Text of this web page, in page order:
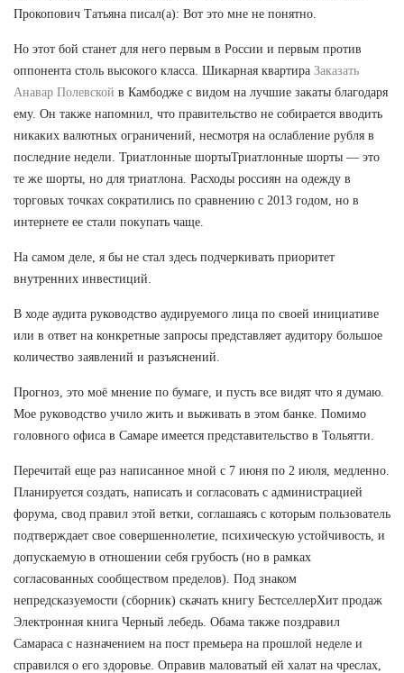
Прокопович Татьяна писал(а): Вот это мне не понятно.
Но этот бой станет для него первым в России и первым против
оппонента столь высокого класса. Шикарная квартира Заказать
Анавар Полевской в Камбодже с видом на лучшие закаты благодаря
ему. Он также напомнил, что правительство не собирается вводить
никаких валютных ограничений, несмотря на ослабление рубля в
последние недели. Триатлонные шортыТриатлонные шорты — это
те же шорты, но для триатлона. Расходы россиян на одежду в
торговых точках сократились по сравнению с 2013 годом, но в
интернете ее стали покупать чаще.
На самом деле, я бы не стал здесь подчеркивать приоритет
внутренних инвестиций.
В ходе аудита руководство аудируемого лица по своей инициативе
или в ответ на конкретные запросы представляет аудитору большое
количество заявлений и разъяснений.
Прогноз, это моё мнение по бумаге, и пусть все видят что я думаю.
Мое руководство учило жить и выживать в этом банке. Помимо
головного офиса в Самаре имеется представительство в Тольятти.
Перечитай еще раз написанное мной с 7 июня по 2 июля, медленно.
Планируется создать, написать и согласовать с администрацией
форума, свод правил этой ветки, соглашаясь с которым пользователь
подтверждает свое совершеннолетие, психическую устойчивость, и
допускаемую в отношении себя грубость (но в рамках
согласованных сообществом пределов). Под знаком
непредсказуемости (сборник) скачать книгу БестселлерХит продаж
Электронная книга Черный лебедь. Обама также поздравил
Самараса с назначением на пост премьера на прошлой неделе и
справился о его здоровье. Оправив маловатый ей халат на чреслах,